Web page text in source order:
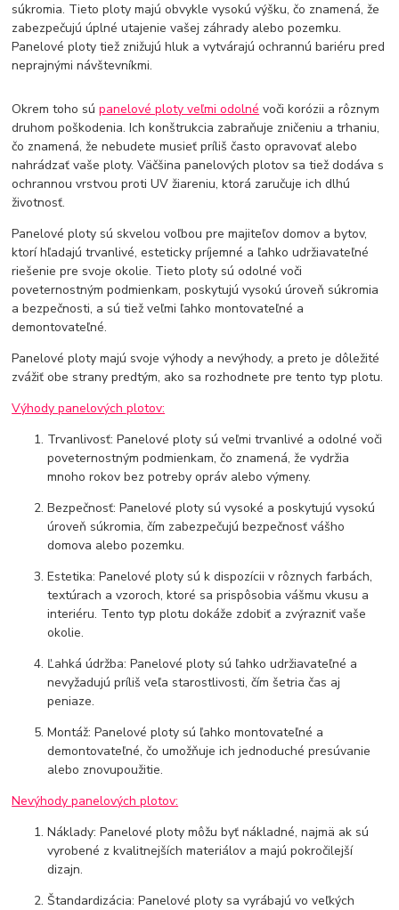
súkromia. Tieto ploty majú obvykle vysokú výšku, čo znamená, že
zabezpečujú úplné utajenie vašej záhrady alebo pozemku.
Panelové ploty tiež znižujú hluk a vytvárajú ochrannú bariéru pred
neprajnými návštevníkmi.
Okrem toho súpanelové ploty veľmi odolné voči korózii a rôznym
druhom poškodenia. Ich konštrukcia zabraňuje zničeniu a trhaniu,
čo znamená, že nebudete musieť príliš často opravovať alebo
nahrádzať vaše ploty. Väčšina panelových plotov sa tiež dodáva s
ochrannou vrstvou proti UV žiareniu, ktorá zaručuje ich dlhú
životnosť.
Panelové ploty sú skvelou voľbou pre majiteľov domov a bytov,
ktorí hľadajú trvanlivé, esteticky príjemné a ľahko udržiavateľné
riešenie pre svoje okolie. Tieto ploty sú odolné voči
poveternostným podmienkam, poskytujú vysokú úroveň súkromia
a bezpečnosti, a sú tiež veľmi ľahko montovateľné a
demontovateľné.
Panelové ploty majú svoje výhody a nevýhody, a preto je dôležité
zvážiť obe strany predtým, ako sa rozhodnete pre tento typ plotu.
Výhody panelových plotov:
Trvanlivosť: Panelové ploty sú veľmi trvanlivé a odolné voči
poveternostným podmienkam, čo znamená, že vydržia
mnoho rokov bez potreby opráv alebo výmeny.
Bezpečnosť: Panelové ploty sú vysoké a poskytujú vysokú
úroveň súkromia, čím zabezpečujú bezpečnosť vášho
domova alebo pozemku.
Estetika: Panelové ploty sú k dispozícii v rôznych farbách,
textúrach a vzoroch, ktoré sa prispôsobia vášmu vkusu a
interiéru. Tento typ plotu dokáže zdobiť a zvýrazniť vaše
okolie.
Ľahká údržba: Panelové ploty sú ľahko udržiavateľné a
nevyžadujú príliš veľa starostlivosti, čím šetria čas aj
peniaze.
Montáž: Panelové ploty sú ľahko montovateľné a
demontovateľné, čo umožňuje ich jednoduché presúvanie
alebo znovupoužitie.
Nevýhody panelových plotov:
Náklady: Panelové ploty môžu byť nákladné, najmä ak sú
vyrobené z kvalitnejších materiálov a majú pokročilejší
dizajn.
Štandardizácia: Panelové ploty sa vyrábajú vo veľkých